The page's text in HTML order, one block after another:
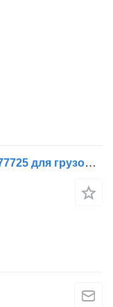
Другая запчасть двигателя 8980277725 для грузовика Isuzu N2R